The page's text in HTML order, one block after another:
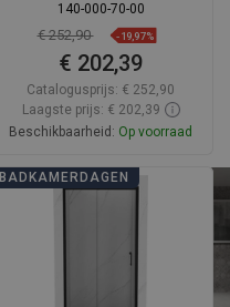
140-000-70-00
€ 252,90 -19,97%
€ 202,39
Catalogusprijs: € 252,90
Laagste prijs: € 202,39
Beschikbaarheid: Op voorraad
In winkelwagen
BADKAMERDAGEN